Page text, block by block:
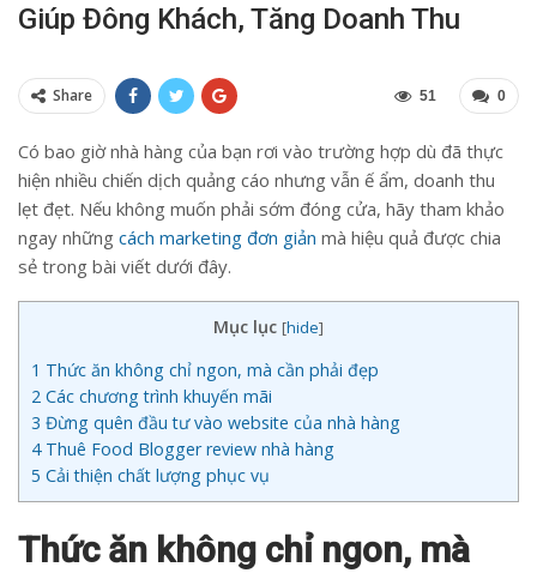
Giúp Đông Khách, Tăng Doanh Thu
Share 0
51
Có bao giờ nhà hàng của bạn rơi vào trường hợp dù đã thực
hiện nhiều chiến dịch quảng cáo nhưng vẫn ế ẩm, doanh thu
lẹt đẹt. Nếu không muốn phải sớm đóng cửa, hãy tham khảo
ngay những cách marketing đơn giản mà hiệu quả được chia
sẻ trong bài viết dưới đây.
Mục lục [hide]
1 Thức ăn không chỉ ngon, mà cần phải đẹp
2 Các chương trình khuyến mãi
3 Đừng quên đầu tư vào website của nhà hàng
4Thuê Food Blogger review nhà hàng
5 Cải thiện chất lượng phục vụ
Thức ăn không chỉ ngon, mà